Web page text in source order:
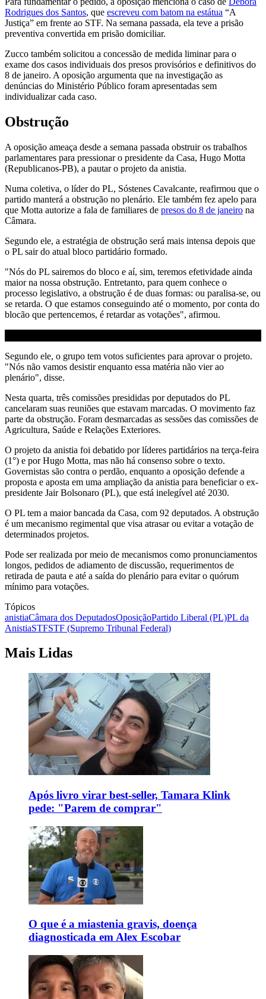
Rodrigues dos Santos, que escreveu com batom na estátua “A
Justiça” em frente ao STF. Na semana passada, ela teve a prisão
preventiva convertida em prisão domiciliar.
Zucco também solicitou a concessão de medida liminar para o
exame dos casos individuais dos presos provisórios e definitivos do
8 de janeiro. A oposição argumenta que na investigação as
denúncias do Ministério Público foram apresentadas sem
individualizar cada caso.
Obstrução
A oposição ameaça desde a semana passada obstruir os trabalhos
parlamentares para pressionar o presidente da Casa, Hugo Motta
(Republicanos-PB), a pautar o projeto da anistia.
Numa coletiva, o líder do PL, Sóstenes Cavalcante, reafirmou que o
partido manterá a obstrução no plenário. Ele também fez apelo para
que Motta autorize a fala de familiares de presos do 8 de janeiro na
Câmara.
Segundo ele, a estratégia de obstrução será mais intensa depois que
o PL sair do atual bloco partidário formado.
"Nós do PL sairemos do bloco e aí, sim, teremos efetividade ainda
maior na nossa obstrução. Entretanto, para quem conhece o
processo legislativo, a obstrução é de duas formas: ou paralisa-se, ou
se retarda. O que estamos conseguindo até o momento, por conta do
blocão que pertencemos, é retardar as votações", afirmou.
Segundo ele, o grupo tem votos suficientes para aprovar o projeto.
"Nós não vamos desistir enquanto essa matéria não vier ao
plenário", disse.
Nesta quarta, três comissões presididas por deputados do PL
cancelaram suas reuniões que estavam marcadas. O movimento faz
parte da obstrução. Foram desmarcadas as sessões das comissões de
Agricultura, Saúde e Relações Exteriores.
O projeto da anistia foi debatido por líderes partidários na terça-feira
(1°) e por Hugo Motta, mas não há consenso sobre o texto.
Governistas são contra o perdão, enquanto a oposição defende a
proposta e aposta em uma ampliação da anistia para beneficiar o ex-
presidente Jair Bolsonaro (PL), que está inelegível até 2030.
O PL tem a maior bancada da Casa, com 92 deputados. A obstrução
é um mecanismo regimental que visa atrasar ou evitar a votação de
determinados projetos.
Pode ser realizada por meio de mecanismos como pronunciamentos
longos, pedidos de adiamento de discussão, requerimentos de
retirada de pauta e até a saída do plenário para evitar o quórum
mínimo para votações.
Tópicos
anistiaCâmara dos DeputadosOposiçãoPartido Liberal (PL)PL da
AnistiaSTFSTF (Supremo Tribunal Federal)
Mais Lidas
Após livro virar best-seller, Tamara Klink
pede: "Parem de comprar"
O que é a miastenia gravis, doença
diagnosticada em Alex Escobar